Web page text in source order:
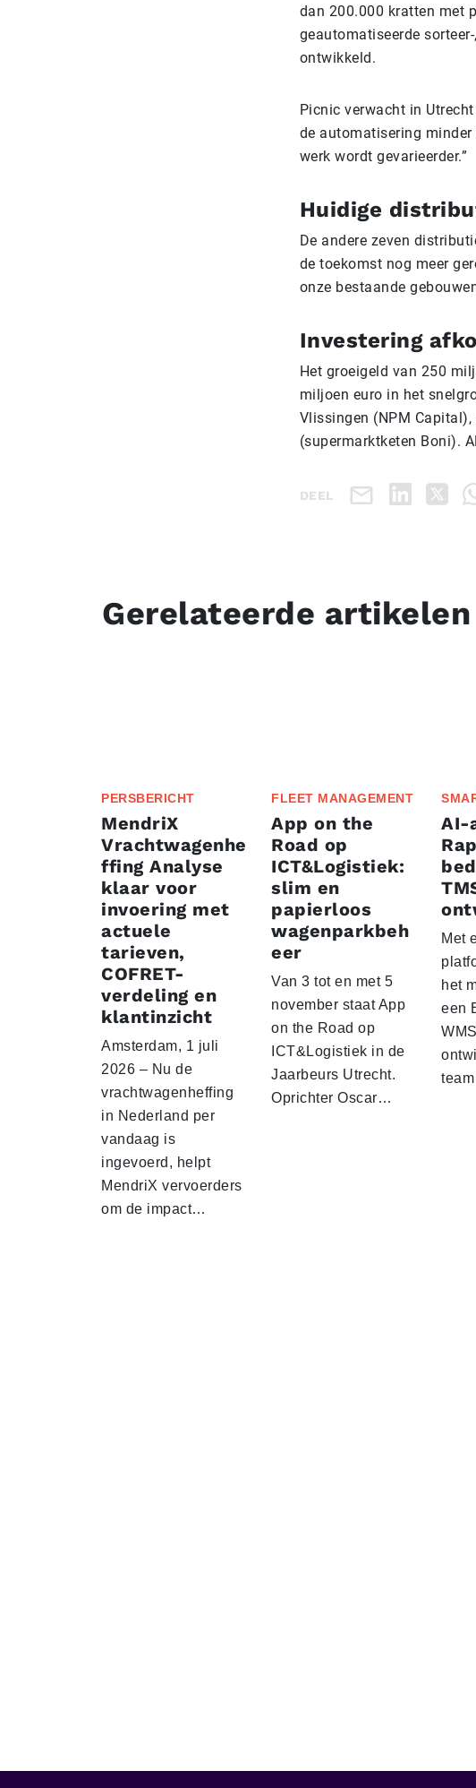
dan 200.000 kratten met
geautomatiseerde
ontwikkeld.
Picnic verwacht in
de automatisering
werk wordt gevarieerder.”
Huidige
De andere zeven
de toekomst nog meer
onze bestaande
Investering
Het groeigeld van 250
miljoen euro in het
Vlissingen (NPM
(supermarktketen Boni).
DEEL
Gerelateerde artikelen
PERSBERICHT
MendriX
Vrachtwagenhe
ffing Analyse
klaar voor
invoering met
actuele
tarieven,
COFRET-
verdeling en
klantinzicht
Amsterdam, 1 juli
2026 – Nu de
vrachtwagenheffing
in Nederland per
vandaag is
ingevoerd, helpt
MendriX vervoerders
om de impact…
FLEET MANAGEMENT
App on the
Road op
ICT&Logistiek:
slim en
papierloos
wagenparkbeh
eer
Van 3 tot en met 5
november staat App
on the Road op
ICT&Logistiek in de
Jaarbeurs Utrecht.
Oprichter Oscar…
AI-
Met
het
een